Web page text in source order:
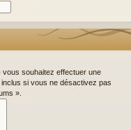
souhaitez effectuer une
si vous ne désactivez pas
».